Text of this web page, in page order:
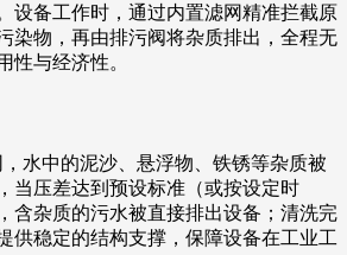
设备工作时，通过内置滤网精准拦截原
染物，再由排污阀将杂质排出，全程无
与经济性。
水中的泥沙、悬浮物、铁锈等杂质被
当压差达到预设标准（或按设定时
含杂质的污水被直接排出设备；清洗完
供稳定的结构支撑，保障设备在工业工